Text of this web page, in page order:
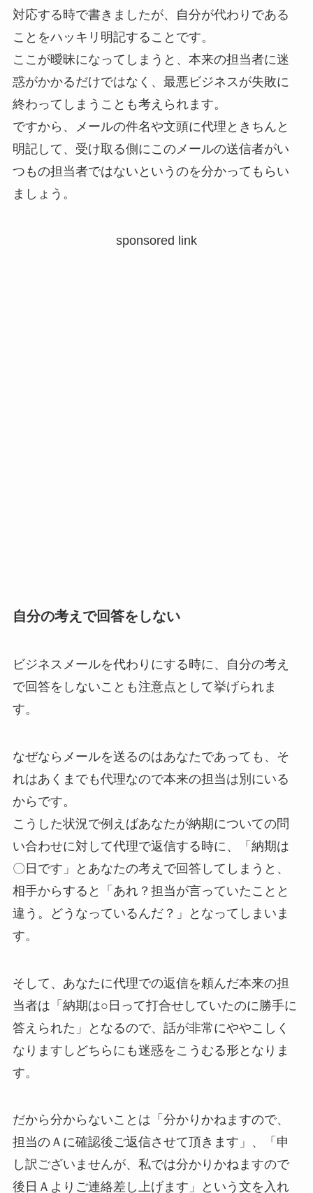
対応する時で書きましたが、自分が代わりである
ことをハッキリ明記することです。
ここが曖昧になってしまうと、本来の担当者に迷
惑がかかるだけではなく、最悪ビジネスが失敗に
終わってしまうことも考えられます。
ですから、メールの件名や文頭に代理ときちんと
明記して、受け取る側にこのメールの送信者がい
つもの担当者ではないというのを分かってもらい
ましょう。
sponsored link
自分の考えで回答をしない
ビジネスメールを代わりにする時に、自分の考え
で回答をしないことも注意点として挙げられま
す。
なぜならメールを送るのはあなたであっても、そ
れはあくまでも代理なので本来の担当は別にいる
からです。
こうした状況で例えばあなたが納期についての問
い合わせに対して代理で返信する時に、「納期は
〇日です」とあなたの考えで回答してしまうと、
相手からすると「あれ？担当が言っていたことと
違う。どうなっているんだ？」となってしまいま
す。
そして、あなたに代理での返信を頼んだ本来の担
当者は「納期は○日って打合せしていたのに勝手に
答えられた」となるので、話が非常にややこしく
なりますしどちらにも迷惑をこうむる形となりま
す。
だから分からないことは「分かりかねますので、
担当のＡに確認後ご返信させて頂きます」、「申
し訳ございませんが、私では分かりかねますので
後日Ａよりご連絡差し上げます」という文を入れ